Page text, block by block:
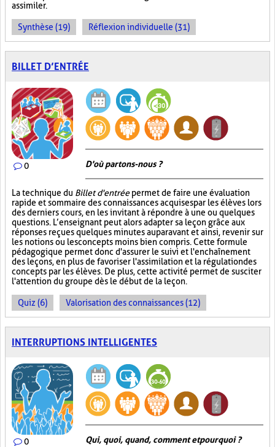
assimiler.
Synthèse (19) Réflexion individuelle (31)
BILLET D’ENTRÉE
0 D'où partons-nous ?
La technique du Billet d'entréepermet de faire une évaluation
rapide et sommaire des connaissances acquises par les élèves lors
des derniers cours, en les invitant à répondre à une ou quelques
questions. L’enseignant peut alors adapter sa leçon grâce aux
réponses reçues quelques minutes auparavant et ainsi, revenir sur
les notions ou les concepts moins bien compris. Cette formule
pédagogique permet donc d'assurer le suivi et l'enchaînement
des leçons, en plus de favoriser l'assimilation et la régulation des
concepts par les élèves. De plus, cette activité permet de susciter
l'attention du groupe dès le début de la leçon.
Quiz (6) Valorisation des connaissances (12)
INTERRUPTIONS INTELLIGENTES
0 Qui, quoi, quand, comment et pourquoi ?